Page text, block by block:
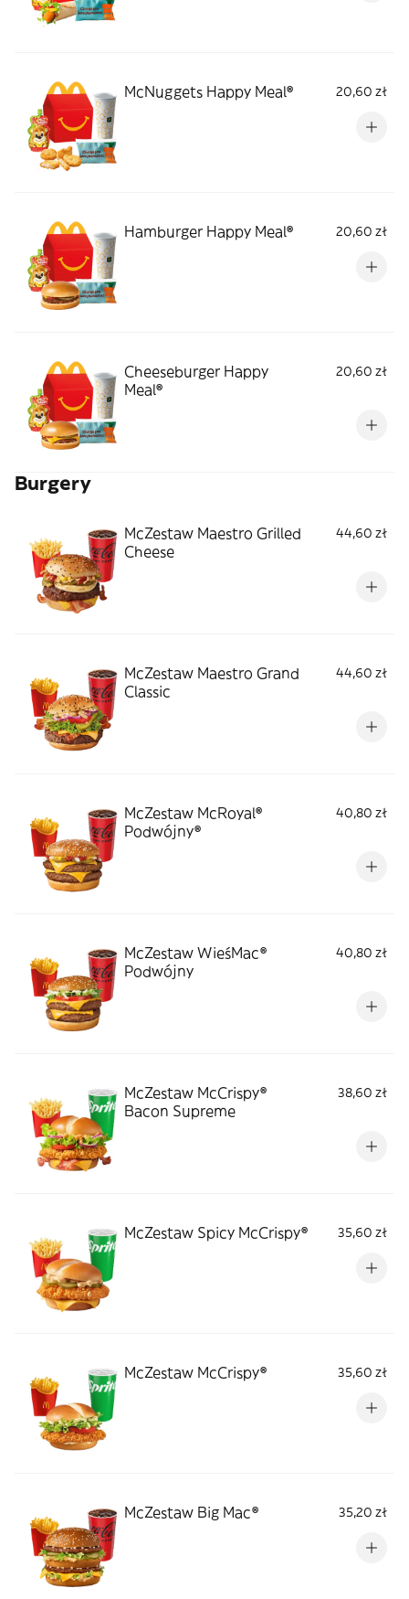
McNuggets Happy Meal® 20,60 zł
Hamburger Happy Meal® 20,60 zł
Cheeseburger Happy
Meal®
20,60 zł
Burgery
McZestaw Maestro Grilled
Cheese
44,60 zł
McZestaw Maestro Grand
Classic
44,60 zł
McZestaw McRoyal®
Podwójny®
40,80 zł
McZestaw WieśMac®
Podwójny
40,80 zł
McZestaw McCrispy®
Bacon Supreme
38,60 zł
McZestaw Spicy McCrispy® 35,60 zł
McZestaw McCrispy® 35,60 zł
McZestaw Big Mac® 35,20 zł